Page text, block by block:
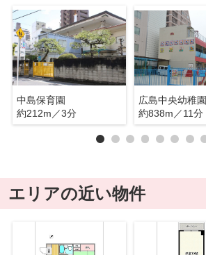
中島保育園
約212m／3分
広島中央幼稚園
約838m／11分
エリアの近い物件